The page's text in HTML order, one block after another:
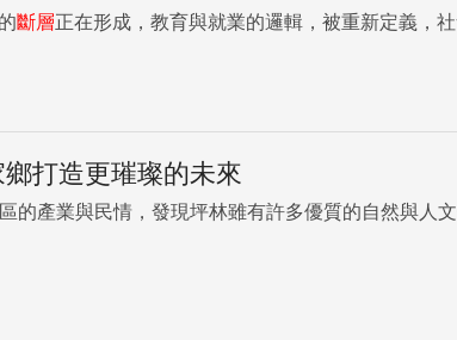
斷層正在形成，教育與就業的邏輯，被重新定義，
打造更璀璨的未來
的產業與民情，發現坪林雖有許多優質的自然與人